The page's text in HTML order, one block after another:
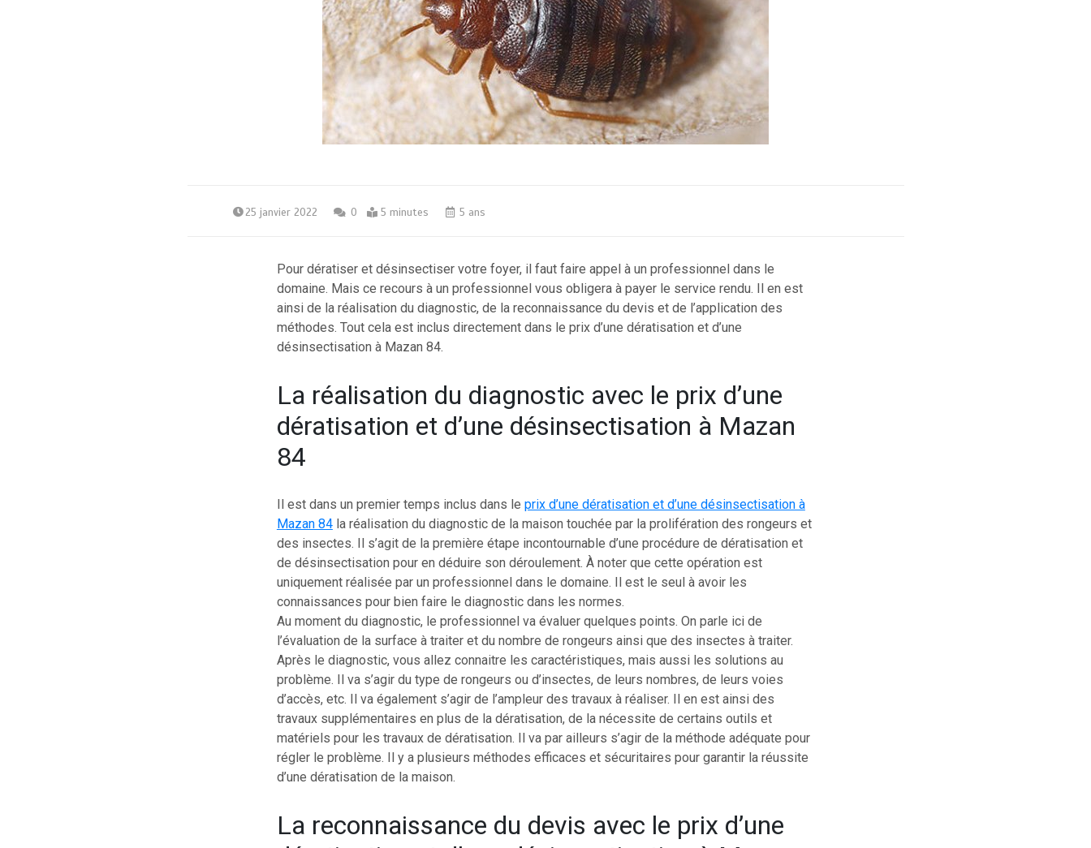
25 janvier 2022 0 5 minutes 5 ans
Pour dératiser et désinsectiser votre foyer, il faut faire appel à un professionnel dans le
domaine. Mais ce recours à un professionnel vous obligera à payer le service rendu. Il en est
ainsi de la réalisation du diagnostic, de la reconnaissance du devis et de l’application des
méthodes. Tout cela est inclus directement dans le prix d’une dératisation et d’une
désinsectisation à Mazan 84.
La réalisation du diagnostic avec le prix d’une
dératisation et d’une désinsectisation à Mazan
84
Il est dans un premier temps inclus dans le prix d’une dératisation et d’une désinsectisation à
Mazan 84la réalisation du diagnostic de la maison touchée par la prolifération des rongeurs et
des insectes. Il s’agit de la première étape incontournable d’une procédure de dératisation et
de désinsectisation pour en déduire son déroulement. À noter que cette opération est
uniquement réalisée par un professionnel dans le domaine. Il est le seul à avoir les
connaissances pour bien faire le diagnostic dans les normes.
Au moment du diagnostic, le professionnel va évaluer quelques points. On parle ici de
l’évaluation de la surface à traiter et du nombre de rongeurs ainsi que des insectes à traiter.
Après le diagnostic, vous allez connaitre les caractéristiques, mais aussi les solutions au
problème. Il va s’agir du type de rongeurs ou d’insectes, de leurs nombres, de leurs voies
d’accès, etc. Il va également s’agir de l’ampleur des travaux à réaliser. Il en est ainsi des
travaux supplémentaires en plus de la dératisation, de la nécessite de certains outils et
matériels pour les travaux de dératisation. Il va par ailleurs s’agir de la méthode adéquate pour
régler le problème. Il y a plusieurs méthodes efficaces et sécuritaires pour garantir la réussite
d’une dératisation de la maison.
La reconnaissance du devis avec le prix d’une